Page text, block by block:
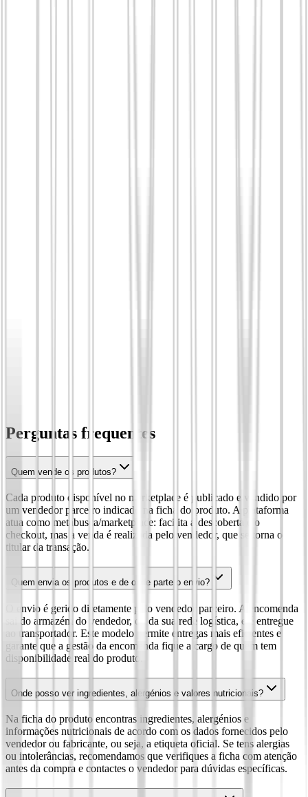
Perguntas frequentes
Quem vende os produtos?
Cada produto disponível no marketplace é publicado e vendido por
um vendedor parceiro indicado na ficha do produto. A plataforma
atua como metabusca/marketplace: facilita a descoberta e o
checkout, mas a venda é realizada pelo vendedor, que se torna o
titular da transação.
Quem envia os produtos e de onde parte o envio?
O envio é gerido diretamente pelo vendedor parceiro. A encomenda
sai do armazém do vendedor, ou da sua rede logística, e é entregue
ao transportador. Este modelo permite entregas mais eficientes e
garante que a gestão da encomenda fique a cargo de quem tem
disponibilidade real do produto.
Onde posso ver ingredientes, alergénios e valores nutricionais?
Na ficha do produto encontras ingredientes, alergénios e
informações nutricionais de acordo com os dados fornecidos pelo
vendedor ou fabricante, ou seja, a etiqueta oficial. Se tens alergias
ou intolerâncias, recomendamos que verifiques a ficha com atenção
antes da compra e contactes o vendedor para dúvidas específicas.